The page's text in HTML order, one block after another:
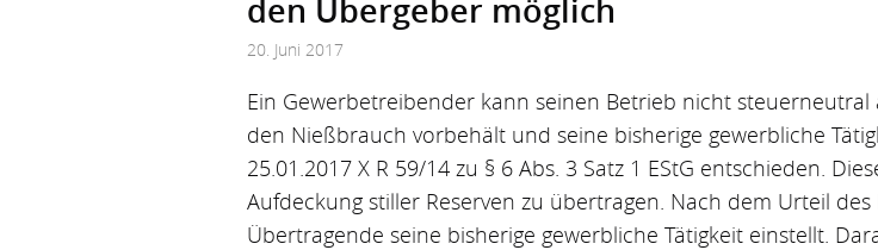
den Übergeber möglich
20. Juni 2017
Ein Gewerbetreibender kann seinen Betrieb nicht
den Nießbrauch vorbehält und seine bisherige gewerbliche
25.01.2017 X R 59/14 zu § 6 Abs. 3 Satz 1 EStG entschieden.
Aufdeckung stiller Reserven zu übertragen. Nach dem Urteil
Übertragende seine bisherige gewerbliche Tätigkeit einstellt.